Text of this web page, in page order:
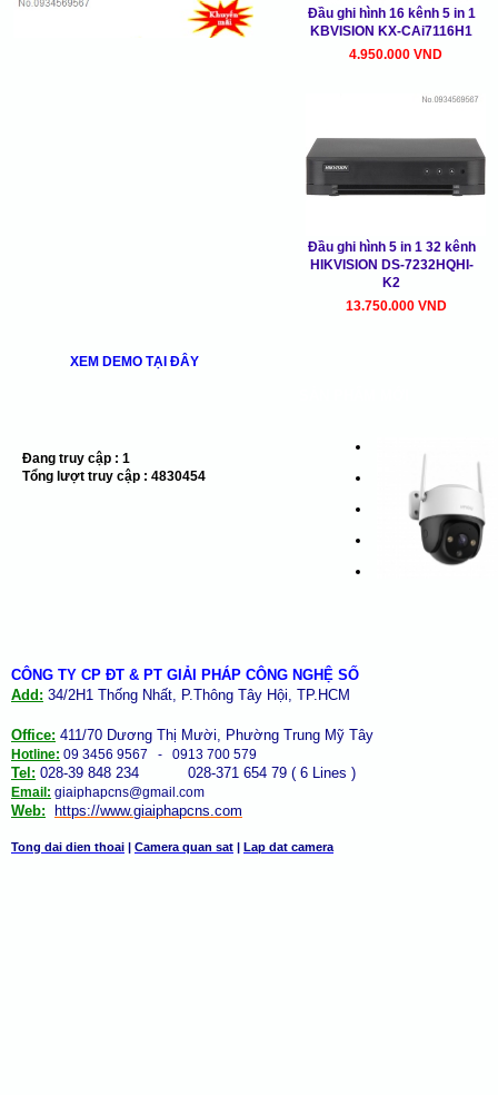
XEM DEMO TẠI ĐÂY
Đang truy cập : 1
Tổng lượt truy cập : 4830454
Đầu ghi hình 16 kênh 5 in 1
KBVISION KX-CAi7116H1
4.950.000 VND
Đầu ghi hình 5 in 1 32 kênh
HIKVISION DS-7232HQHI-
K2
13.750.000 VND
CÔNG TY CP ĐT & PT GIẢI PHÁP CÔNG NGHỆ SỐ
Add: 34/2H1 Thống Nhất, P.Thông Tây Hội, TP.HCM
Office: 411/70 Dương Thị Mười, Phường Trung Mỹ Tây
Hotline: 09 3456 9567 - 0913 700 579
Tel: 028-39 848 234 028-371 654 79 ( 6 Lines )
Email: giaiphapcns@gmail.com
Web: https://www.giaiphapcns.com
Tong dai dien thoai | Camera quan sat | Lap dat camera